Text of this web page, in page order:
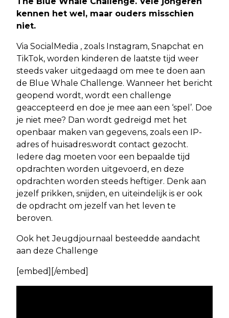
kennen het wel, maar ouders misschien
niet.
Via SocialMedia , zoals Instagram, Snapchat en
TikTok, worden kinderen de laatste tijd weer
steeds vaker uitgedaagd om mee te doen aan
de Blue Whale Challenge. Wanneer het bericht
geopend wordt, wordt een challenge
geaccepteerd en doe je mee aan een ‘spel’. Doe
je niet mee? Dan wordt gedreigd met het
openbaar maken van gegevens, zoals een IP-
adres of huisadres.wordt contact gezocht.
Iedere dag moeten voor een bepaalde tijd
opdrachten worden uitgevoerd, en deze
opdrachten worden steeds heftiger. Denk aan
jezelf prikken, snijden, en uiteindelijk is er ook
de opdracht om jezelf van het leven te
beroven.
Ook het Jeugdjournaal besteedde aandacht
aan deze Challenge
[embed][/embed]